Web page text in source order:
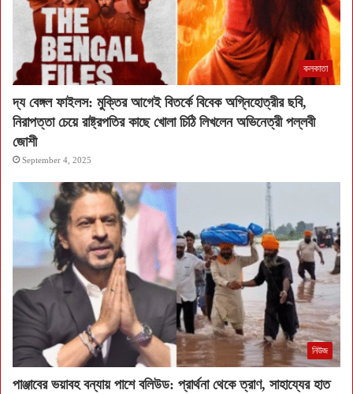
কলকাতা
দ্য বেঙ্গল ফাইলস: মুক্তির আগেই বিতর্কে বিবেক অগ্নিহোত্রীর ছবি,
নিরাপত্তা চেয়ে রাষ্ট্রপতির কাছে খোলা চিঠি লিখলেন অভিনেত্রী পল্লবী
জোশী
September 4, 2025
নিউজ
পাঞ্জাবের ভয়াবহ বন্যায় পাশে বলিউড: প্রার্থনা থেকে ত্রাণ, সাহায্যের হাত